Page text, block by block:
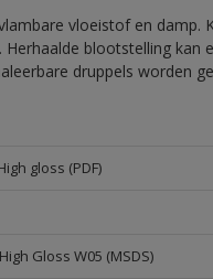
vloeistof en damp.
blootstelling
druppels worden
gloss (PDF)
Gloss W05 (MSDS)